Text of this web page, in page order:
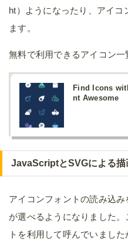
ht）ようになったり、アイコ
ます。
無料で利用できるアイコン一
Find Icons
nt Awesome
JavaScriptとSVGによる描
アイコンフォントの読み込
が選べるようになりました
トを利用して呼んでいまし